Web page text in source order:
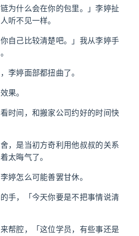
链为什么会在你的包里。」李婷扯
听不见一样。
你自己比较清楚吧。」我从李婷手
李婷面部都扭曲了。
果。
时间，和搬家公司约好的时间快
，是当初方奇利用他叔叔的关系
太晦气了。
婷怎么可能善罢甘休。
手，「今天你要是不把事情说清
帮腔，「这位学员，有些事还是